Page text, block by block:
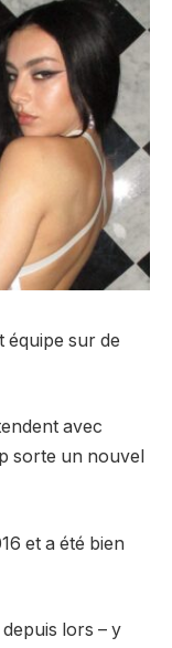
équipe sur de
avec
sorte un nouvel
et a été bien
depuis lors – y